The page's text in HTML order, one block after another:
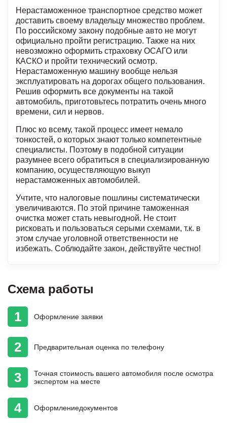
Нерастаможенное транспортное средство может
доставить своему владельцу множество проблем.
По российскому закону подобные авто не могут
официально пройти регистрацию. Также на них
невозможно оформить страховку ОСАГО или
КАСКО и пройти технический осмотр.
Нерастаможенную машину вообще нельзя
эксплуатировать на дорогах общего пользования.
Решив оформить все документы на такой
автомобиль, приготовьтесь потратить очень много
времени, сил и нервов.
Плюс ко всему, такой процесс имеет немало
тонкостей, о которых знают только компетентные
специалисты. Поэтому в подобной ситуации
разумнее всего обратиться в специализированную
компанию, осуществляющую выкуп
нерастаможенных автомобилей.
Учтите, что налоговые пошлины систематически
увеличиваются. По этой причине таможенная
очистка может стать невыгодной. Не стоит
рисковать и пользоваться серыми схемами, т.к. в
этом случае уголовной ответственности не
избежать. Соблюдайте закон, действуйте честно!
Схема работы
1 Оформление заявки
2 Предварительная оценка по телефону
3 Точная стоимость вашего автомобиля после осмотра
экспертом на месте
4 Оформлениедокументов